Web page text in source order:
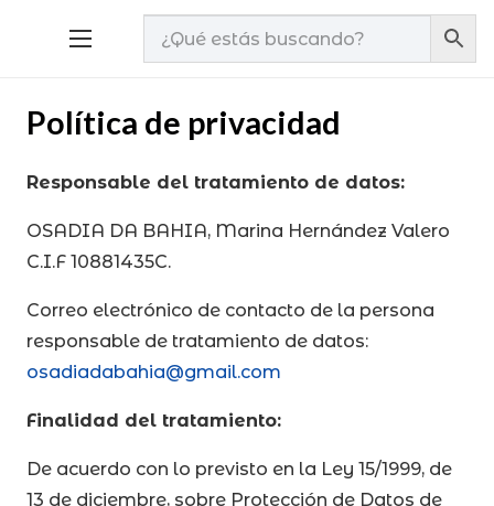
Política de privacidad
Responsable del tratamiento de datos:
OSADIA DA BAHIA, Marina Hernández Valero
C.I.F 10881435C.
Correo electrónico de contacto de la persona
responsable de tratamiento de datos:
osadiadabahia@gmail.com
Finalidad del tratamiento:
De acuerdo con lo previsto en la Ley 15/1999, de
13 de diciembre, sobre Protección de Datos de